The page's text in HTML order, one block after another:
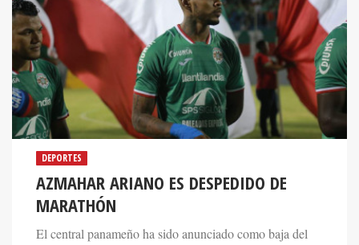
DEPORTES
AZMAHAR ARIANO ES DESPEDIDO DE
MARATHÓN
El central panameño ha sido anunciado como baja del